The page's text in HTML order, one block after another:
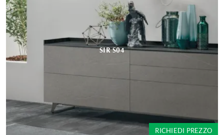
SIR S04
RICHIEDI PREZZO